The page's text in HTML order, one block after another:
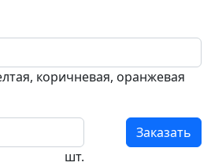
коричневая, оранжевая
шт.
Заказать